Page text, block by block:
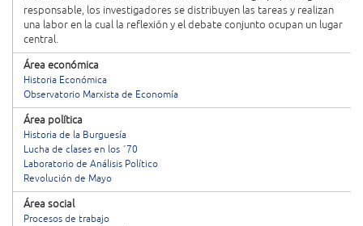
responsable, los investigadores se distribuyen las tareas y realizan
una labor en la cual la reflexión y el debate conjunto ocupan un lugar
central.
Área económica
Historia Económica
Observatorio Marxista de Economía
Área política
Historia de la Burguesía
Lucha de clases en los ´70
Laboratorio de Análisis Político
Revolución de Mayo
Área social
Procesos de trabajo